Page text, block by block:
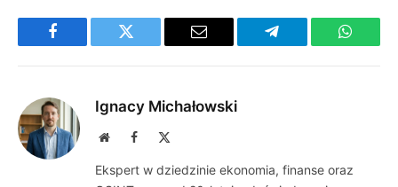
Facebook Twitter Email Telegram
Ignacy Michałowski
WebsiteFacebook
Ekspert w dziedzinie ekonomia, finanse oraz